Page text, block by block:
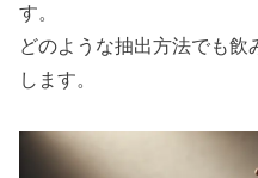
す。
どのような抽出方法でも飲
します。